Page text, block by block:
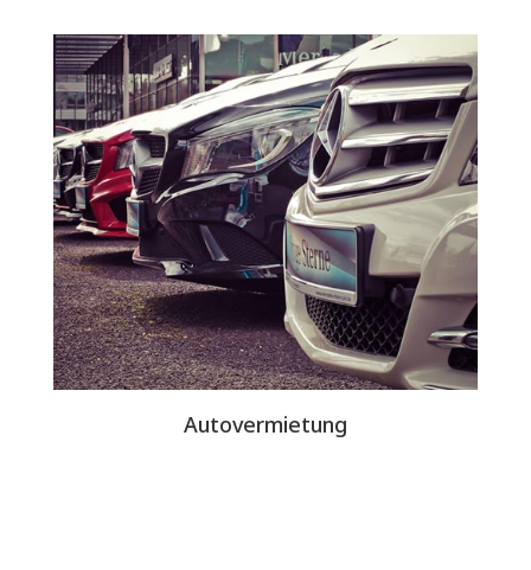
Autovermietung